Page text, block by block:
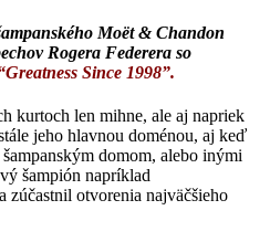
Moët & Chandon
Rogera Federera so
Since 1998”.
kurtoch len mihne, ale aj napriek
jeho hlavnou doménou, aj keď
domom, alebo inými
šampión napríklad
zúčastnil otvorenia najväčšieho